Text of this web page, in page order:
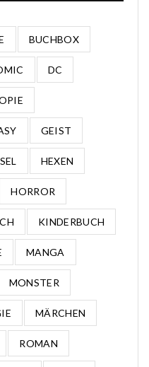
BUCHBOX
DC
GEIST
HEXEN
HORROR
KINDERBUCH
MANGA
MONSTER
MÄRCHEN
ROMAN